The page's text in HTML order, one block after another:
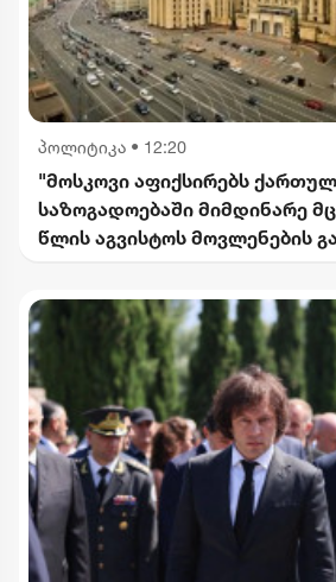
პოლიტიკა • 12:20
"მოსკოვი აფიქსირებს ქართულ
საზოგადოებაში მიმდინარე
წლის აგვისტოს მოვლენების
განცხადებებს შერიგების
რუსეთის საგარეო უწყება